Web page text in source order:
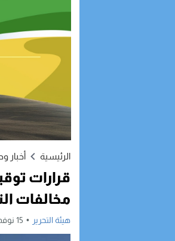
الرئيسية أخبار
قرارات
مخالفات
هيئة التحرير 15 نوفمبر 2025